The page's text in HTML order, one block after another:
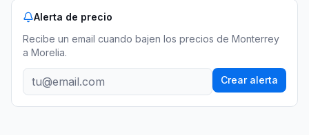
Alerta de precio
Recibe un email cuando bajen los precios de Monterrey
a Morelia.
Crear alerta